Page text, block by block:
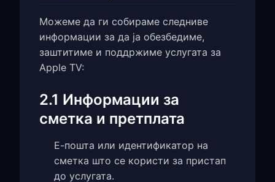
Можеме да ги собираме следниве
информации за да ја обезбедиме,
заштитиме и поддржиме услугата за
Apple TV:
2.1 Информации за
сметка и претплата
Е-пошта или идентификатор на
сметка што се користи за пристап
до услугата.